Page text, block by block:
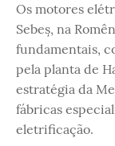
Os motores
Sebeș, na
fundamentais,
pela planta de
estratégia da
fábricas
eletrificação.